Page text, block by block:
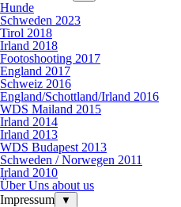
Hunde
Schweden 2023
Tirol 2018
Irland 2018
Footoshooting 2017
England 2017
Schweiz 2016
England/Schottland/Irland 2016
WDS Mailand 2015
Irland 2014
Irland 2013
WDS Budapest 2013
Schweden / Norwegen 2011
Irland 2010
Über Uns about us
Impressum
▼